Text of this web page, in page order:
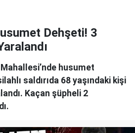
Dehşeti! 3
husumet
saldırıda 68 yaşındaki kişi
Kaçan şüpheli 2